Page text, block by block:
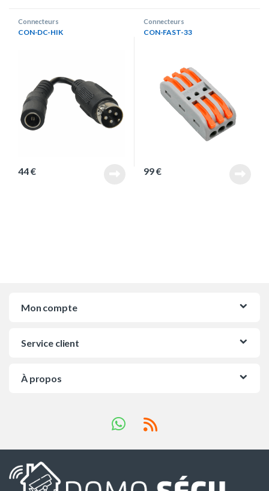
Connecteurs
CON-DC-HIK
44€
Connecteurs
CON-FAST-33
99€
Mon compte
Service client
À propos